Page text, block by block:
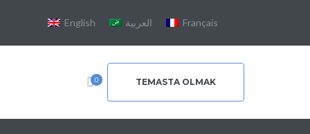
English العربية Français
0 TEMASTA OLMAK